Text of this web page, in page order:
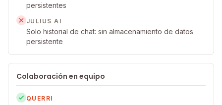
persistentes
JULIUS AI
Solo historial de chat: sin almacenamiento de datos
persistente
Colaboración en equipo
QUERRI